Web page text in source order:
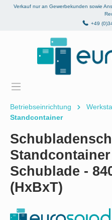
springen
Verkauf nur an Gewerbekunden sowie
+49
Betriebseinrichtung
Standcontainer
Standcontainer
Schublade -
(HxBxT)